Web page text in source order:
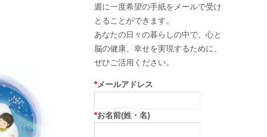
週に一度希望の手紙をメールで受け
とることができます。
あなたの日々の暮らしの中で、心と
脳の健康、幸せを実現するために、
ぜひご活用ください。
*メールアドレス
*お名前(姓・名)